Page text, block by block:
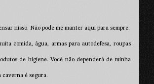
nisso. Não pode me manter aqui para sempre.
comida, água, armas para autodefesa, roupas
de higiene. Você não dependerá de minha
é segura.